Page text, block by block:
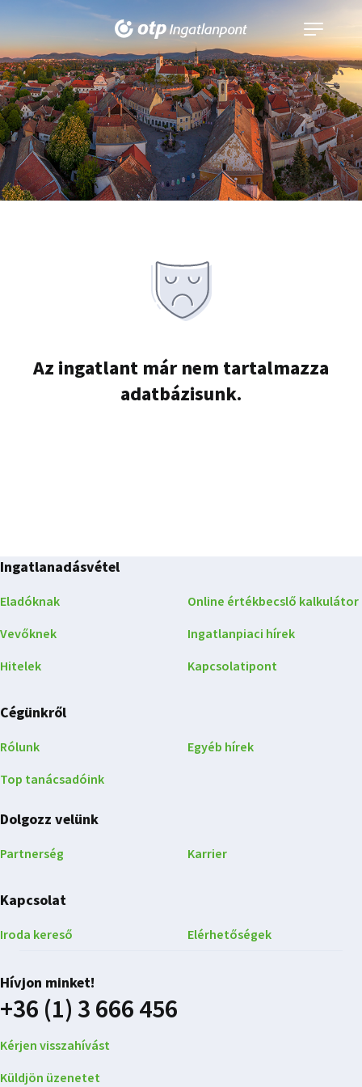
Navigáció
kinyitása
Az ingatlant már nem tartalmazza
adatbázisunk.
Ingatlanadásvétel
Eladóknak
Vevőknek
Hitelek
Online értékbecslő kalkulátor
Ingatlanpiaci hírek
Kapcsolatipont
Cégünkről
Rólunk
Top tanácsadóink
Egyéb hírek
Dolgozz velünk
Partnerség Karrier
Kapcsolat
Iroda kereső Elérhetőségek
Hívjon minket!
+36 (1) 3 666 456
Kérjen visszahívást
Küldjön üzenetet